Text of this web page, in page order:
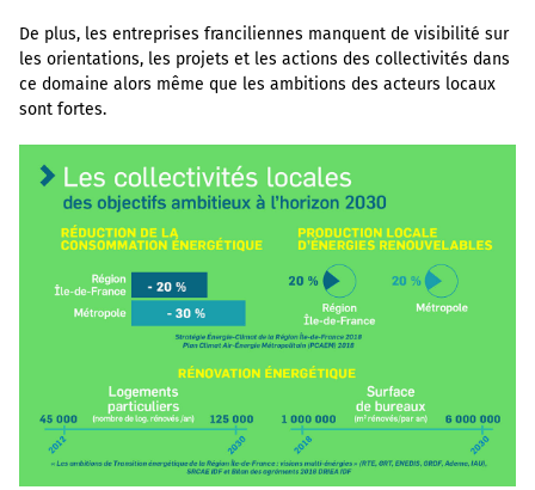
De plus, les entreprises franciliennes manquent de visibilité sur
les orientations, les projets et les actions des collectivités dans
ce domaine alors même que les ambitions des acteurs locaux
sont fortes.